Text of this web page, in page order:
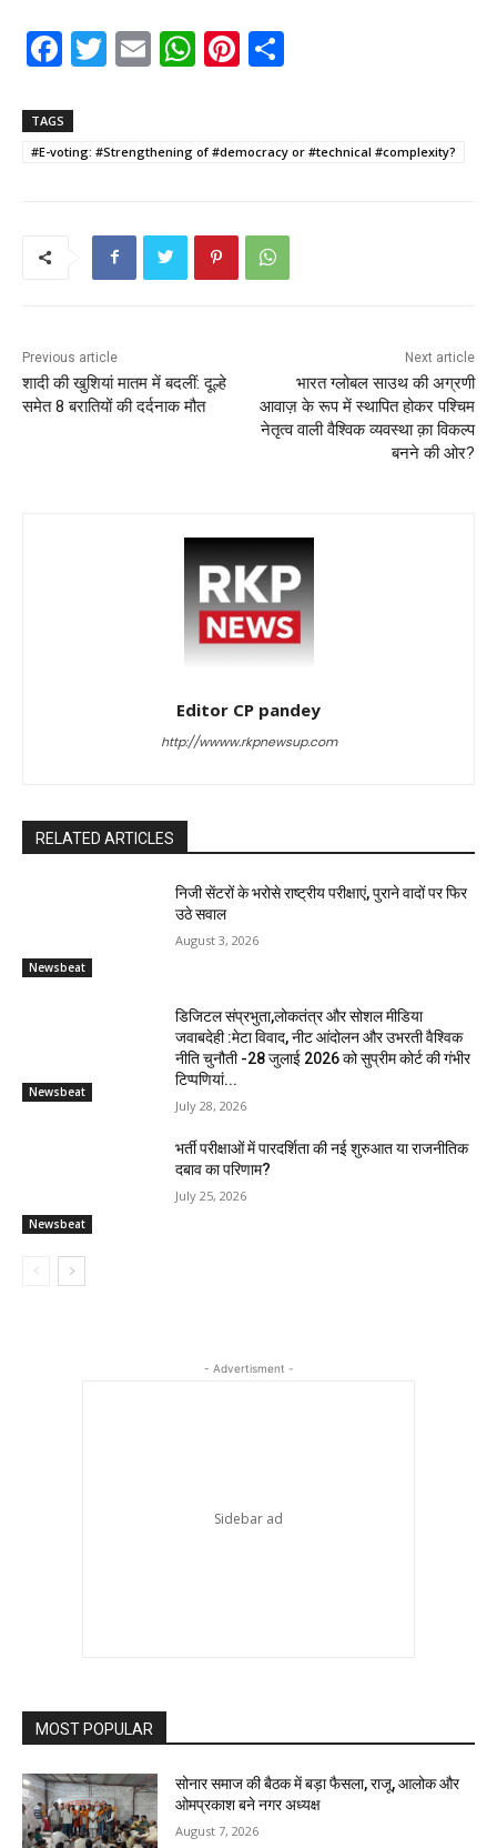
F
a
c
e
T
w
er
E
m
l
W
h
ts
p
p
Pi
nt
e e
TAGS
#E-voting: #Strengthening of #democracy or #technical #complexity?
Previous article
शादी की खुशियां मातम में बदलीं: दूल्हे
समेत 8 बरातियों की दर्दनाक मौत
Next article
भारत ग्लोबल साउथ की अग्रणी
आवाज़ के रूप में स्थापित होकर पश्चिम
नेतृत्व वाली वैश्विक व्यवस्था क़ा विकल्प
बनने की ओर?
Editor CP pandey
http://wwww.rkpnewsup.com
RELATED ARTICLES
Newsbeat
निजी सेंटरों के भरोसे राष्ट्रीय परीक्षाएं, पुराने वादों पर फिर
उठे सवाल
August 3, 2026
Newsbeat
डिजिटल संप्रभुता,लोकतंत्र और सोशल मीडिया
जवाबदेही :मेटा विवाद, नीट आंदोलन और उभरती वैश्विक
नीति चुनौती -28 जुलाई 2026 को सुप्रीम कोर्ट की गंभीर
टिप्पणियां...
July 28, 2026
Newsbeat
भर्ती परीक्षाओं में पारदर्शिता की नई शुरुआत या राजनीतिक
दबाव का परिणाम?
July 25, 2026
- Advertisment -
MOST POPULAR
सोनार समाज की बैठक में बड़ा फैसला, राजू, आलोक और
ओमप्रकाश बने नगर अध्यक्ष
August 7, 2026